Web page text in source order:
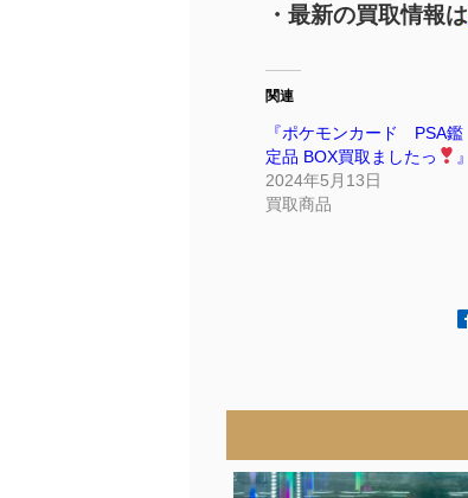
・最新の買取情報は
関連
『ポケモンカード PSA鑑
定品 BOX買取ましたっ
』
2024年5月13日
買取商品